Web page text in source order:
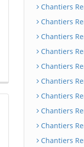
Chantiers
Chantiers
Chantiers
Chantiers
Chantiers
Chantiers
Chantiers
Chantiers
Chantiers
Chantiers